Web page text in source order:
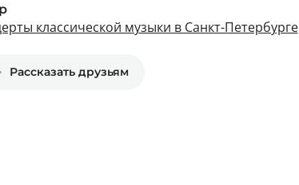
классической музыки в Санкт-Петербурге
Рассказать друзьям